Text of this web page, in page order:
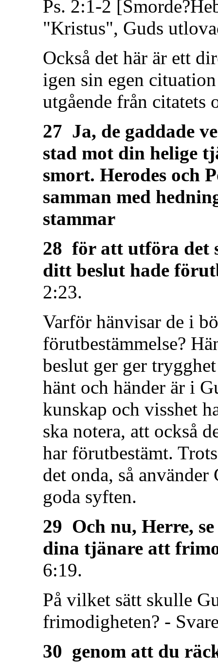
Ps. 2:1-2
"Kristus", Guds
Också det här är ett
igen sin egen
utgående från citatets
27 Ja, de gaddade
stad mot din helige
smort. Herodes och
samman med
stammar
28 för att utföra det
ditt beslut hade
2:23.
Varför hänvisar de i
förutbestämmelse?
beslut ger ger
hänt och händer är i
kunskap och visshet
ska notera, att också
har förutbestämt.
det onda, så
goda syften.
29 Och nu, Herre,
dina tjänare att
6:19.
På vilket sätt skulle
frimodigheten? -
30 genom att du